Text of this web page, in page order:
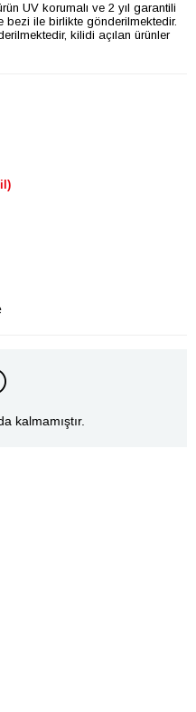
UV korumalı ve 2 yıl garantili
ile birlikte gönderilmektedir.
kilidi açılan ürünler
kalmamıştır.